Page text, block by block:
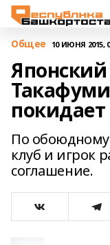
Общее 10 ИЮНЯ 2015,
По обоюдному
клуб и игрок
соглашение.